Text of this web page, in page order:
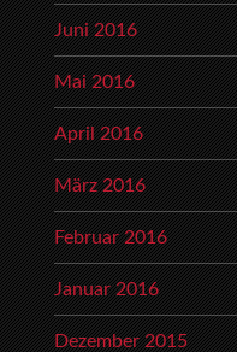
Juni 2016
Mai 2016
April 2016
März 2016
Februar 2016
Januar 2016
Dezember 2015